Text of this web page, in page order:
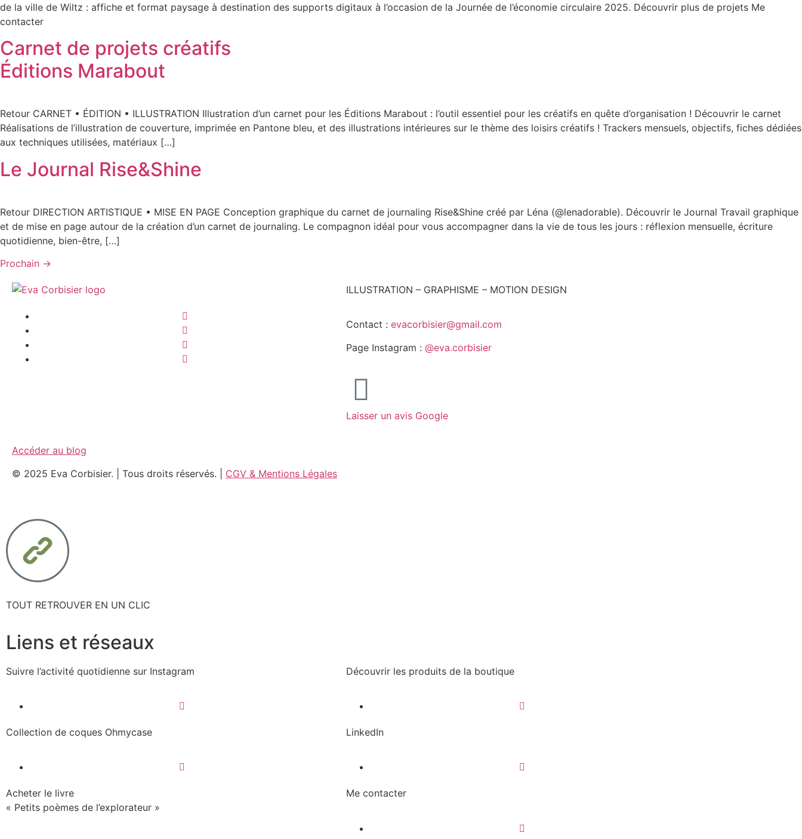
de la ville de Wiltz : affiche et format paysage à destination des supports digitaux à l’occasion de la Journée de l’économie circulaire 2025. Découvrir plus de projets Me
contacter
Carnet de projets créatifs
Éditions Marabout
Retour CARNET • ÉDITION • ILLUSTRATION Illustration d’un carnet pour les Éditions Marabout : l’outil essentiel pour les créatifs en quête d’organisation ! Découvrir le carnet
Réalisations de l’illustration de couverture, imprimée en Pantone bleu, et des illustrations intérieures sur le thème des loisirs créatifs ! Trackers mensuels, objectifs, fiches dédiées
aux techniques utilisées, matériaux […]
Le Journal Rise&Shine
Retour DIRECTION ARTISTIQUE • MISE EN PAGE Conception graphique du carnet de journaling Rise&Shine créé par Léna (@lenadorable). Découvrir le Journal Travail graphique
et de mise en page autour de la création d’un carnet de journaling. Le compagnon idéal pour vous accompagner dans la vie de tous les jours : réflexion mensuelle, écriture
quotidienne, bien-être, […]
Prochain →
ILLUSTRATION – GRAPHISME – MOTION DESIGN
Contact : evacorbisier@gmail.com
Page Instagram : @eva.corbisier
Laisser un avis Google
Accéder au blog
© 2025 Eva Corbisier. | Tous droits réservés. | CGV & Mentions Légales
TOUT RETROUVER EN UN CLIC
Liens et réseaux
Suivre l’activité quotidienne sur Instagram Découvrir les produits de la boutique
Collection de coques Ohmycase LinkedIn
Acheter le livre
« Petits poèmes de l’explorateur »
Me contacter